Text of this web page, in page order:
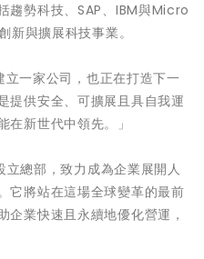
趨勢科技、SAP、IBM與Micro
與擴展科技事業。
一家公司，也正在打造下一
提供安全、可擴展且具自我運
新世代中領先。」
總部，致力成為企業展開人
它將站在這場全球變革的最前
企業快速且永續地優化營運，